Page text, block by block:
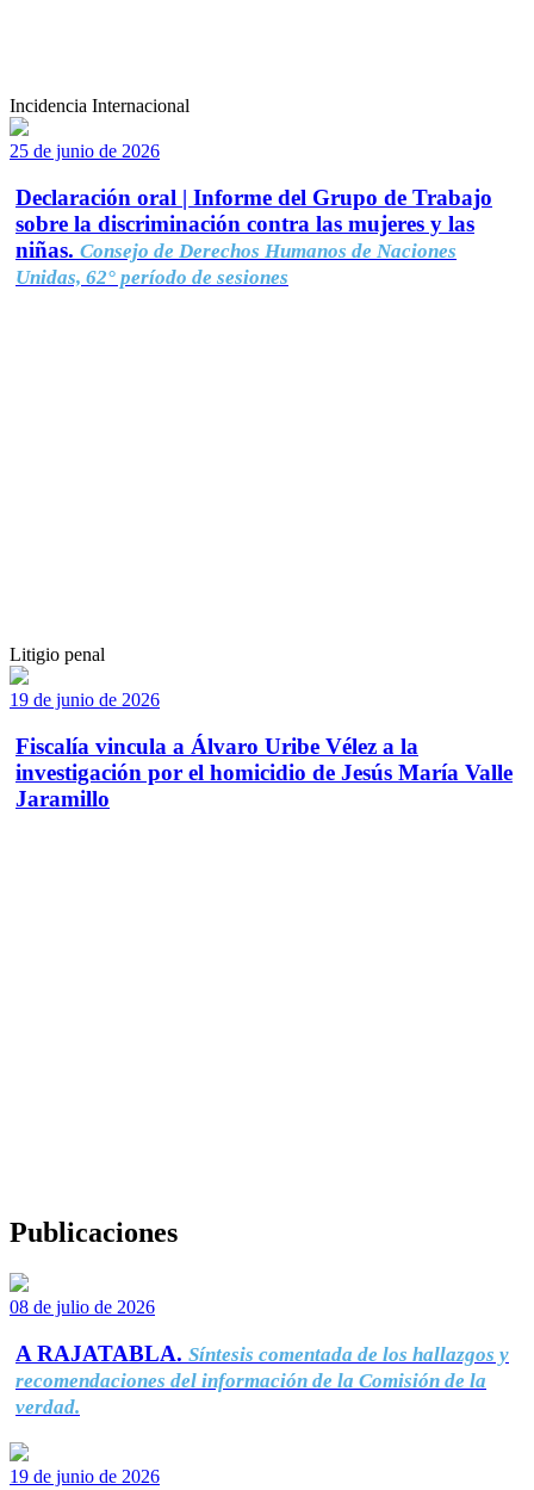
Incidencia Internacional
25 de junio de 2026
Declaración oral | Informe del Grupo de Trabajo
sobre la discriminación contra las mujeres y las
niñas. Consejo de Derechos Humanos de Naciones
Unidas, 62° período de sesiones
Litigio penal
19 de junio de 2026
Fiscalía vincula a Álvaro Uribe Vélez a la
investigación por el homicidio de Jesús María Valle
Jaramillo
Publicaciones
08 de julio de 2026
A RAJATABLA. Síntesis comentada de los hallazgos y
recomendaciones del información de la Comisión de la
verdad.
19 de junio de 2026